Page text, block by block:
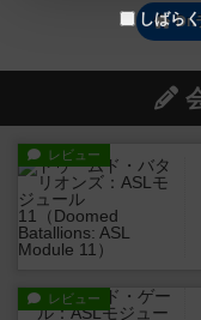
Dr.
レビュー
レビュー
しばら